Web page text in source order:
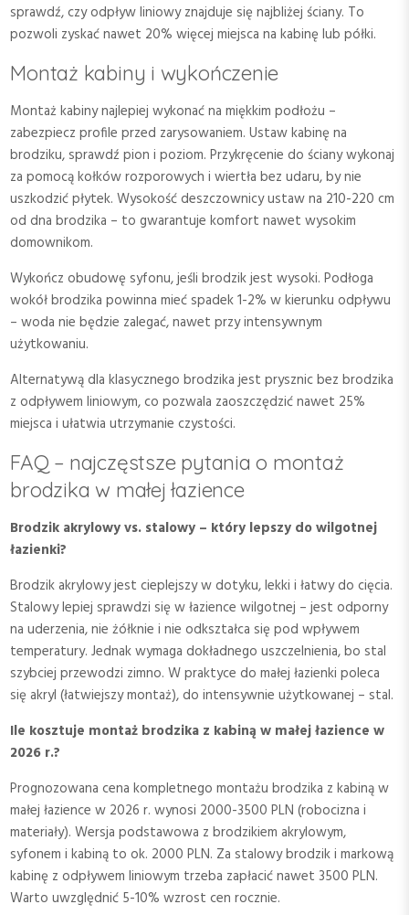
sprawdź, czy odpływ liniowy znajduje się najbliżej ściany. To
pozwoli zyskać nawet 20% więcej miejsca na kabinę lub półki.
Montaż kabiny i wykończenie
Montaż kabiny najlepiej wykonać na miękkim podłożu –
zabezpiecz profile przed zarysowaniem. Ustaw kabinę na
brodziku, sprawdź pion i poziom. Przykręcenie do ściany wykonaj
za pomocą kołków rozporowych i wiertła bez udaru, by nie
uszkodzić płytek. Wysokość deszczownicy ustaw na 210-220 cm
od dna brodzika – to gwarantuje komfort nawet wysokim
domownikom.
Wykończ obudowę syfonu, jeśli brodzik jest wysoki. Podłoga
wokół brodzika powinna mieć spadek 1-2% w kierunku odpływu
– woda nie będzie zalegać, nawet przy intensywnym
użytkowaniu.
Alternatywą dla klasycznego brodzika jest prysznic bez brodzika
z odpływem liniowym, co pozwala zaoszczędzić nawet 25%
miejsca i ułatwia utrzymanie czystości.
FAQ – najczęstsze pytania o montaż
brodzika w małej łazience
Brodzik akrylowy vs. stalowy – który lepszy do wilgotnej
łazienki?
Brodzik akrylowy jest cieplejszy w dotyku, lekki i łatwy do cięcia.
Stalowy lepiej sprawdzi się w łazience wilgotnej – jest odporny
na uderzenia, nie żółknie i nie odkształca się pod wpływem
temperatury. Jednak wymaga dokładnego uszczelnienia, bo stal
szybciej przewodzi zimno. W praktyce do małej łazienki poleca
się akryl (łatwiejszy montaż), do intensywnie użytkowanej – stal.
Ile kosztuje montaż brodzika z kabiną w małej łazience w
2026 r.?
Prognozowana cena kompletnego montażu brodzika z kabiną w
małej łazience w 2026 r. wynosi 2000-3500 PLN (robocizna i
materiały). Wersja podstawowa z brodzikiem akrylowym,
syfonem i kabiną to ok. 2000 PLN. Za stalowy brodzik i markową
kabinę z odpływem liniowym trzeba zapłacić nawet 3500 PLN.
Warto uwzględnić 5-10% wzrost cen rocznie.